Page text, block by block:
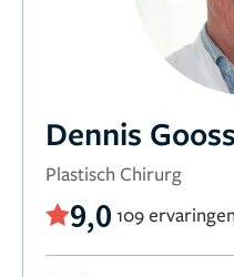
Dennis
Plastisch Chirurg
9,0 109 ervaringen